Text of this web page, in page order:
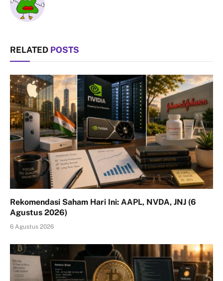
RELATED POSTS
Rekomendasi Saham Hari Ini: AAPL, NVDA, JNJ (6
Agustus 2026)
6 Agustus 2026